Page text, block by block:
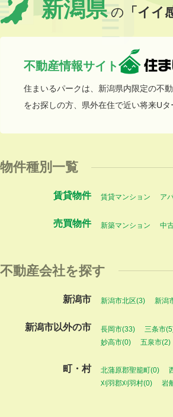
新潟県の 「イイ
不動産情報サイト
住まいるパークは、新潟県内限定の不
をお探しの方、県外在住で近い将来U
物件種別一覧
賃貸物件 賃貸マンション ア
売買物件 新築マンション 中
不動産会社を探す
新潟市 新潟市北区(3) 新潟
新潟市以外の市 長岡市(33) 三条市
妙高市(0)
五泉市(2)
町・村 北蒲原郡聖籠町(0)
刈羽郡刈羽村(0)
岩